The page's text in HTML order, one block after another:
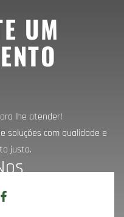
UM
lhe atender!
soluções com qualidade e
justo.